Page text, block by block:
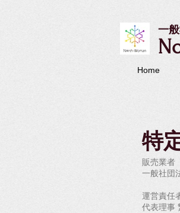
一
Home
特
販売業者
一般社団
運営責任
代表理事